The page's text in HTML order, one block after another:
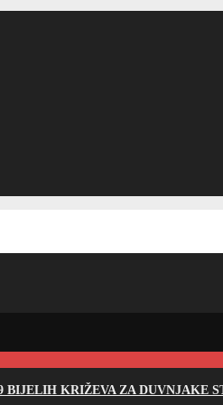
BIJELIH KRIŽEVA ZA DUVNJAKE